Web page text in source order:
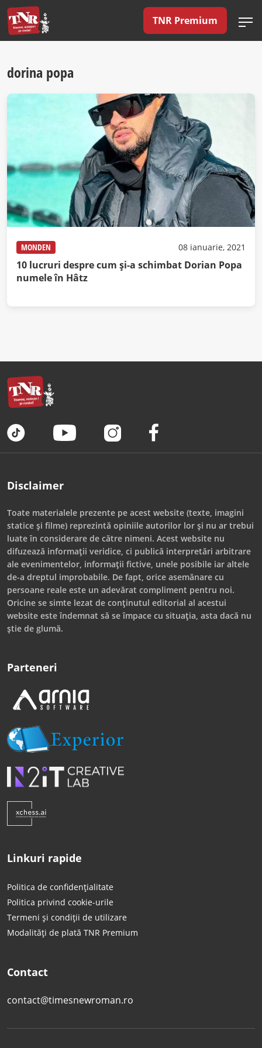
TNR Premium
dorina popa
MONDEN 08 ianuarie, 2021
10 lucruri despre cum şi-a schimbat Dorian Popa
numele în Hâtz
Disclaimer
Toate materialele prezente pe acest website (texte, imagini
statice și filme) reprezintă opiniile autorilor lor și nu ar trebui
luate în considerare de către nimeni. Acest website nu
difuzează informații veridice, ci publică interpretări arbitrare
ale evenimentelor, informații fictive, unele posibile iar altele
de-a dreptul improbabile. De fapt, orice asemănare cu
persoane reale este un adevărat compliment pentru noi.
Oricine se simte lezat de conținutul editorial al acestui
website este îndemnat să se împace cu situația, asta dacă nu
știe de glumă.
Parteneri
Linkuri rapide
Politica de confidențialitate
Politica privind cookie-urile
Termeni și condiții de utilizare
Modalități de plată TNR Premium
Contact
contact@timesnewroman.ro